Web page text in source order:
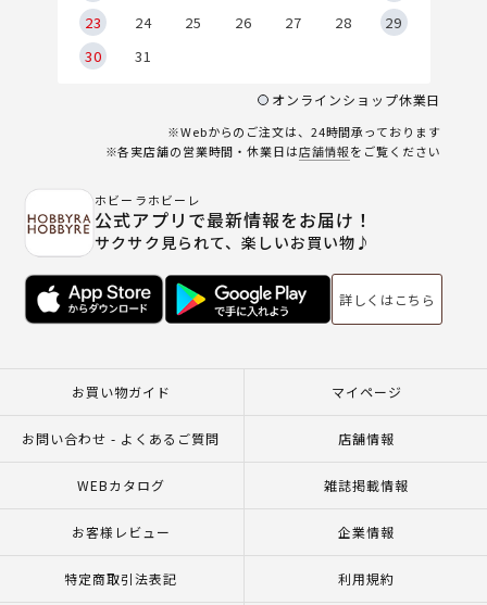
23
24 25 26 27 28
29
30
31
オンラインショップ休業日
※Webからのご注文は、24時間承っております
※各実店舗の営業時間・休業日は店舗情報をご覧ください
ホビーラホビーレ
公式アプリで最新情報をお届け！
サクサク見られて、楽しいお買い物♪
詳しくはこちら
お買い物ガイド マイページ
お問い合わせ - よくあるご質問 店舗情報
WEBカタログ 雑誌掲載情報
お客様レビュー 企業情報
特定商取引法表記 利用規約